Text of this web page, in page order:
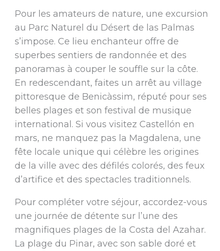
Pour les amateurs de nature, une excursion
au Parc Naturel du Désert de las Palmas
s’impose. Ce lieu enchanteur offre de
superbes sentiers de randonnée et des
panoramas à couper le souffle sur la côte.
En redescendant, faites un arrêt au village
pittoresque de Benicàssim, réputé pour ses
belles plages et son festival de musique
international. Si vous visitez Castellón en
mars, ne manquez pas la Magdalena, une
fête locale unique qui célèbre les origines
de la ville avec des défilés colorés, des feux
d’artifice et des spectacles traditionnels.
Pour compléter votre séjour, accordez-vous
une journée de détente sur l’une des
magnifiques plages de la Costa del Azahar.
La plage du Pinar, avec son sable doré et